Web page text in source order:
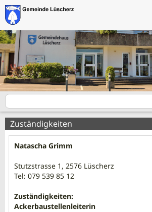
Zuständigkeiten
Natascha Grimm
Stutzstrasse 1, 2576 Lüscherz
Tel: 079 539 85 12
Zuständigkeiten:
Ackerbaustellenleiterin